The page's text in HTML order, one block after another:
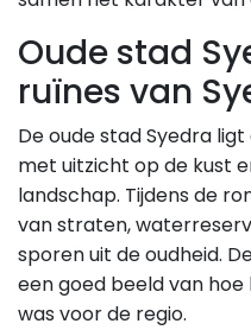
Oude stad
ruïnes van
De oude stad Syedra
met uitzicht op de kust
landschap. Tijdens de
van straten,
sporen uit de oudheid.
een goed beeld van
was voor de regio.